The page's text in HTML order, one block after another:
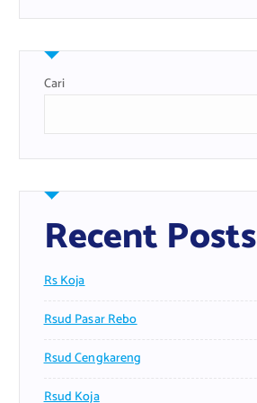
Cari
Recent Posts
Rs Koja
Rsud Pasar Rebo
Rsud Cengkareng
Rsud Koja